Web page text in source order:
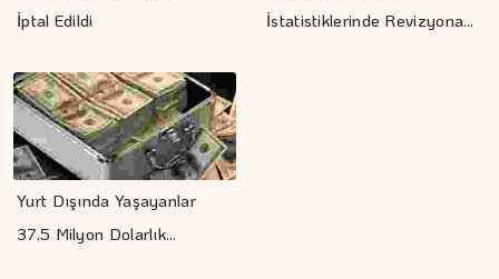
İptal Edildi
İstatistiklerinde Revizyona…
Yurt Dışında Yaşayanlar
37,5 Milyon Dolarlık…